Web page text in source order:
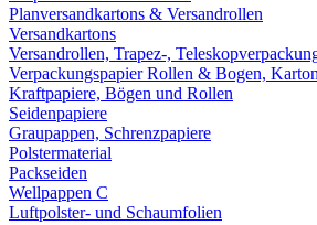
Planversandkartons & Versandrollen
Versandkartons
Versandrollen, Trapez-,
Verpackungspapier Rollen & Bogen,
Kraftpapiere, Bögen und Rollen
Seidenpapiere
Graupappen, Schrenzpapiere
Polstermaterial
Packseiden
Wellpappen C
Luftpolster- und Schaumfolien